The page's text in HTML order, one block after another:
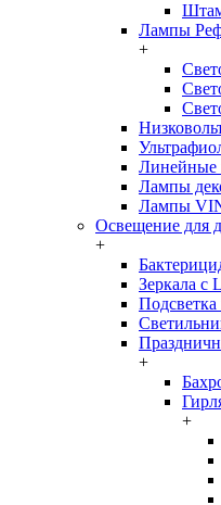
Лампы
+
Линейные
Лампы
Лампы
Освещение для
+
Зеркала с
Подсветка
+
+